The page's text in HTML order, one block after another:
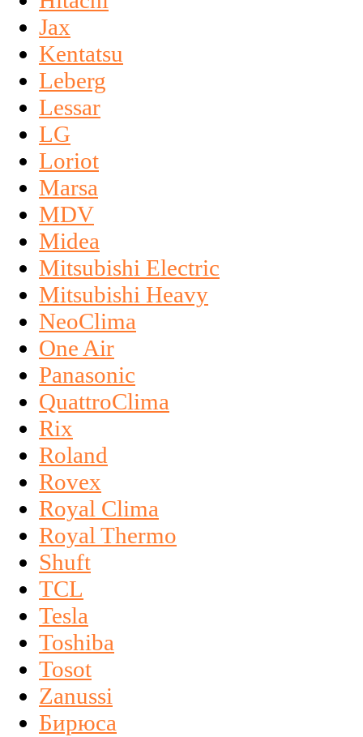
Jax
Kentatsu
Leberg
Lessar
LG
Loriot
Marsa
MDV
Midea
Mitsubishi Electric
Mitsubishi Heavy
NeoClima
One Air
Panasonic
QuattroClima
Rix
Roland
Rovex
Royal Clima
Royal Thermo
Shuft
TCL
Tesla
Toshiba
Tosot
Zanussi
Бирюса